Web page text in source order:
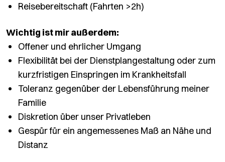
Reisebereitschaft (Fahrten >2h)
Wichtig ist mir außerdem:
Offener und ehrlicher Umgang
Flexibilität bei der Dienstplangestaltung oder zum
kurzfristigen Einspringen im Krankheitsfall
Toleranz gegenüber der Lebensführung meiner
Familie
Diskretion über unser Privatleben
Gespür für ein angemessenes Maß an Nähe und
Distanz